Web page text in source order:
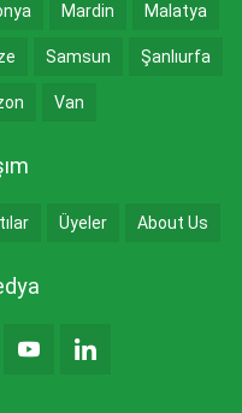
Mardin Malatya
Samsun Şanlıurfa
Van
Üyeler About Us